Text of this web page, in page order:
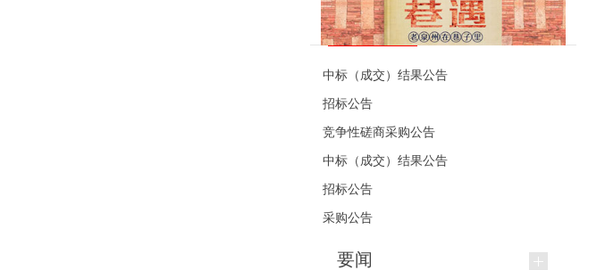
便民资讯
中标（成交）结果公告
招标公告
竞争性磋商采购公告
中标（成交）结果公告
招标公告
采购公告
要闻